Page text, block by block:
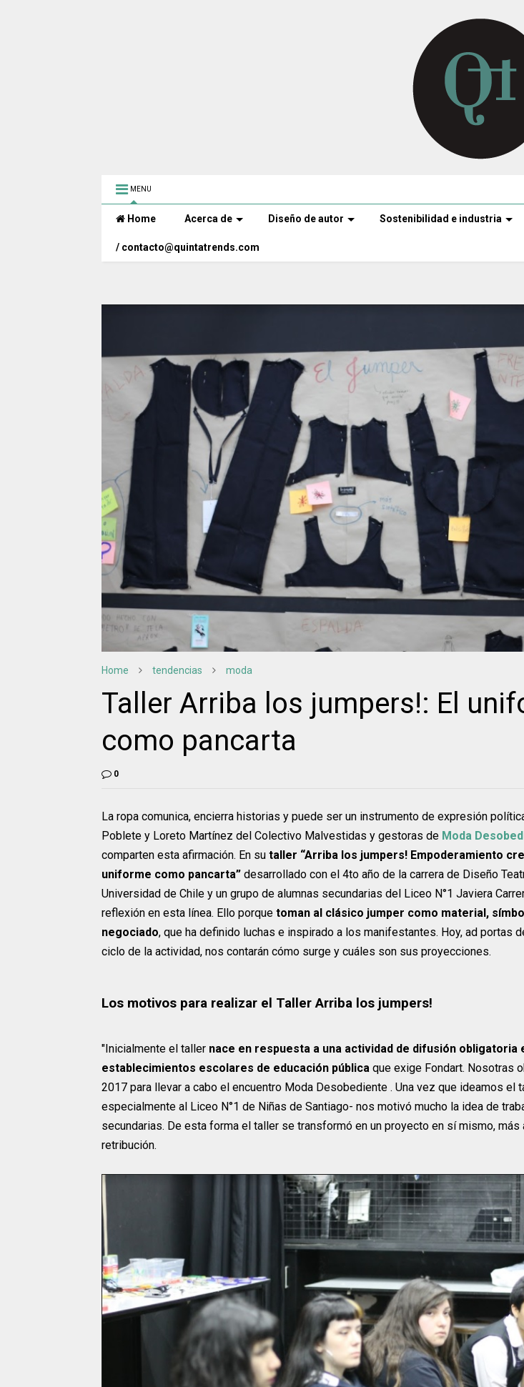
MENU
Home Acerca de Diseño de autor Sostenibilidad e industria
/ contacto@quintatrends.com
Home tendencias moda
Taller Arriba los jumpers!: El
como pancarta
0
La ropa comunica, encierra historias y puede ser un instrumento de expresión
Poblete y Loreto Martínez del Colectivo Malvestidas y gestoras de Moda
comparten esta afirmación. En su taller “Arriba los jumpers! Empoderamiento
uniforme como pancarta” desarrollado con el 4to año de la carrera de Diseño
Universidad de Chile y un grupo de alumnas secundarias del Liceo N°1 Javiera
reflexión en esta línea. Ello porque toman al clásico jumper como material,
negociado, que ha definido luchas e inspirado a los manifestantes. Hoy, ad portas
ciclo de la actividad, nos contarán cómo surge y cuáles son sus proyecciones.
Los motivos para realizar el Taller Arriba los jumpers!
"Inicialmente el taller nace en respuesta a una actividad de difusión obligatoria
establecimientos escolares de educación pública que exige Fondart. Nosotras
2017 para llevar a cabo el encuentro Moda Desobediente . Una vez que ideamos el
especialmente al Liceo N°1 de Niñas de Santiago- nos motivó mucho la idea de
secundarias. De esta forma el taller se transformó en un proyecto en sí mismo, más
retribución.